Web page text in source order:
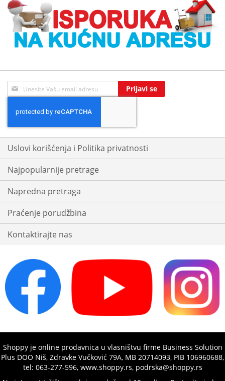
Sign
Up
Our
Newsletter:
Prijavi se
Uslovi korišćenja i Politika privatnosti
Najpopularnije pretrage
Napredna pretraga
Praćenje porudžbina
Kontaktirajte nas
Shoppy je online prodavnica u vlasništvu firme Business Solution
Plus DOO Niš, Zdravke Vučković 79A, MB 20714093, PIB 106960688,
tel: 063-277-596, www.shoppy.rs, podrska@shoppy.rs